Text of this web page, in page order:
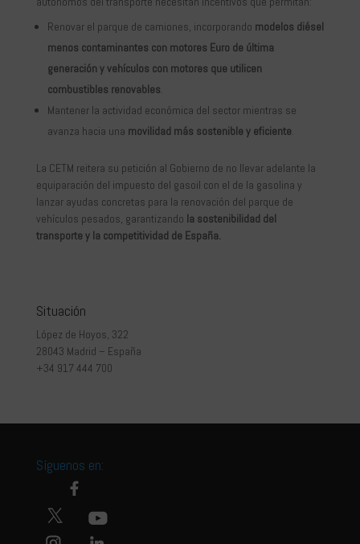
Renovar el parque de camiones, incorporando modelos diésel
menos contaminantes con motores Euro de última
generación y vehículos con motores que utilicen
combustibles renovables.
Mantener la actividad económica del sector mientras se
avanza hacia una movilidad más sostenible y eficiente.
La CETM reitera su petición al Gobierno de no llevar adelante la
equiparación del impuesto del gasoil con el de la gasolina y
lanzar ayudas concretas para la renovación del parque de
vehículos pesados, garantizando la sostenibilidad del
transporte y la competitividad de España.
Situación
López de Hoyos, 322
28043 Madrid – España
+34 917 444 700
Síguenos en: